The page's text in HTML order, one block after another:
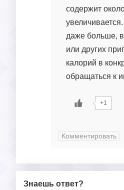
содержит
даже больше, в
или других
калорий в
обращаться к
+1
Комментировать
Знаешь ответ?